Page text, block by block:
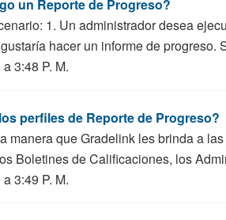
un Reporte de Progreso?
1. Un administrador desea
hacer un informe de progreso.
3:48 P. M.
perfiles de Reporte de Progreso?
manera que Gradelink les brinda a
Boletines de Calificaciones, los
3:49 P. M.